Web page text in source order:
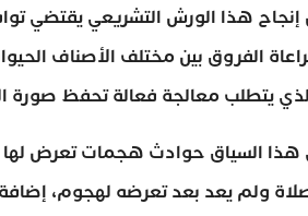
هذا الورش التشريعي يقتضي
الفروق بين مختلف الأصناف
يتطلب معالجة فعالة تحفظ صورة
السياق حوادث هجمات تعرض
ولم يعد بعد تعرضه لهجوم،